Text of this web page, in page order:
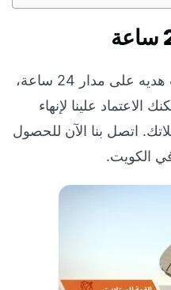
نحن نوفر خدمات فني ستلايت هديه على مدار 24 ساعة،
علينا لإنهاء
اتصل بنا الآن للحصول
الكويت.